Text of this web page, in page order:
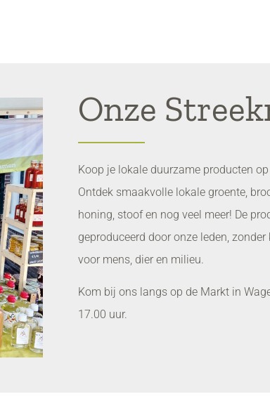
Onze
Koop je lokale duurzame producten
Ontdek smaakvolle lokale groente,
honing, stoof en nog veel meer! De
geproduceerd door onze leden,
voor mens, dier en milieu.
Kom bij ons langs op de Markt in
17.00 uur.